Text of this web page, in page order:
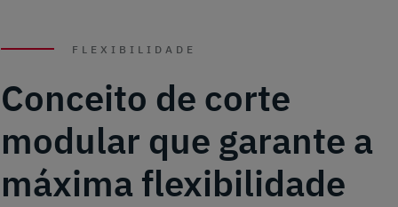
FLEXIBILIDADE
Conceito de corte
modular que garante a
máxima flexibilidade